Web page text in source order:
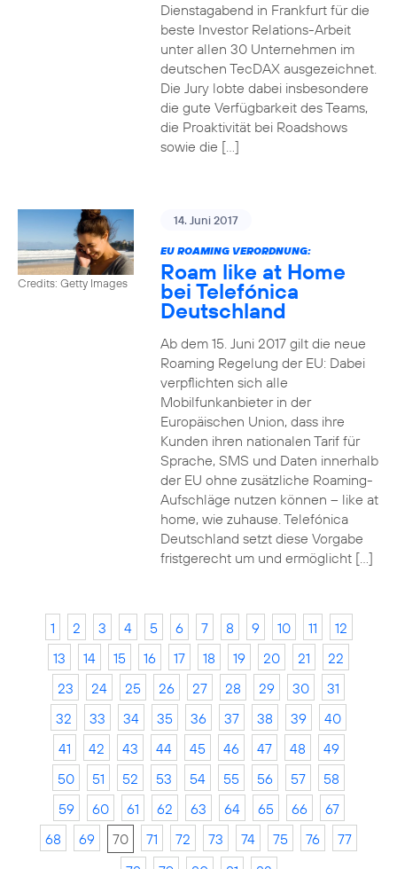
Dienstagabend in Frankfurt für die
beste Investor Relations-Arbeit
unter allen 30 Unternehmen im
deutschen TecDAX ausgezeichnet.
Die Jury lobte dabei insbesondere
die gute Verfügbarkeit des Teams,
die Proaktivität bei Roadshows
sowie die […]
Credits: Getty Images
14. Juni 2017
EU ROAMING VERORDNUNG:
Roam like at Home
bei Telefónica
Deutschland
Ab dem 15. Juni 2017 gilt die neue
Roaming Regelung der EU: Dabei
verpflichten sich alle
Mobilfunkanbieter in der
Europäischen Union, dass ihre
Kunden ihren nationalen Tarif für
Sprache, SMS und Daten innerhalb
der EU ohne zusätzliche Roaming-
Aufschläge nutzen können – like at
home, wie zuhause. Telefónica
Deutschland setzt diese Vorgabe
fristgerecht um und ermöglicht […]
1 2 3 4 5 6 7 8 9 10 11
12
13
14 15 16 17 18 19 20 21
22
23
24 25 26 27 28 29 30
31
32
33 34 35 36 37 38 39
40
41
42 43 44 45 46 47 48
49
50
51 52 53 54 55 56 57
58
59
60 61 62 63 64 65 66
67
68
69 70 71 72 73 74 75 76
77